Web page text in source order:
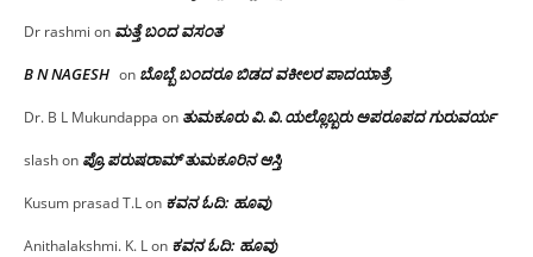
Dr rashmi on ಮತ್ತೆ ಬಂದ ವಸಂತ
B N NAGESH on ಬೊಬ್ಬೆ ಬಂದರೂ ಬಿಡದ ವಕೀಲರ ಪಾದಯಾತ್ರೆ
Dr. B L Mukundappa on ತುಮಕೂರು‌ ವಿ.ವಿ.ಯಲ್ಲೊಬ್ಬರು ಅಪರೂಪದ ಗುರುವರ್ಯ
slashon ಪ್ರೊ.ಪರುಷರಾಮ್ ತುಮಕೂರಿನ ಆಸ್ತಿ
Kusum prasad T.Lon ಕವನ ಓದಿ: ಹೂವು
Anithalakshmi. K. Lon ಕವನ ಓದಿ: ಹೂವು